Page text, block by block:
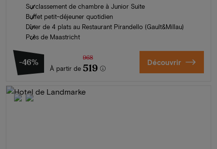
Surclassement de chambre à Junior Suite
Buffet petit-déjeuner quotidien
Dîner de 4 plats au Restaurant Pirandello (Gault&Millau)
Près de Maastricht
-46%
À partir de
968
519 Découvrir